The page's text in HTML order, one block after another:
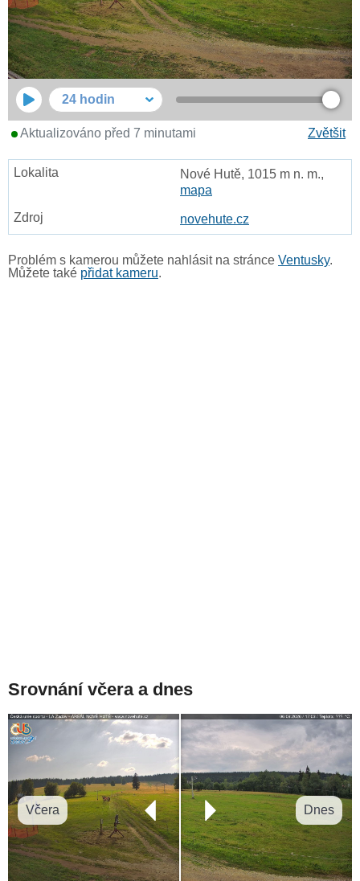
24 hodin
Zvětšit
Aktualizováno před 7 minutami
Nové Hutě, 1015 m n. m.,
mapa
novehute.cz
Problém s kamerou můžete nahlásit na stránce Ventusky.
Můžete také přidat kameru.
Srovnání včera a dnes
Včera Dnes